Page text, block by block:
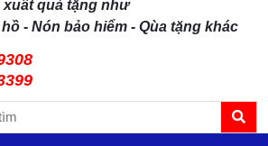
xuất quà tặng như
- Nón bảo hiểm - Qùa tặng khác